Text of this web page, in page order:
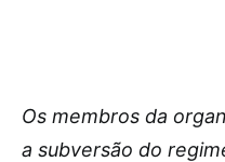
Os membros da
a subversão do